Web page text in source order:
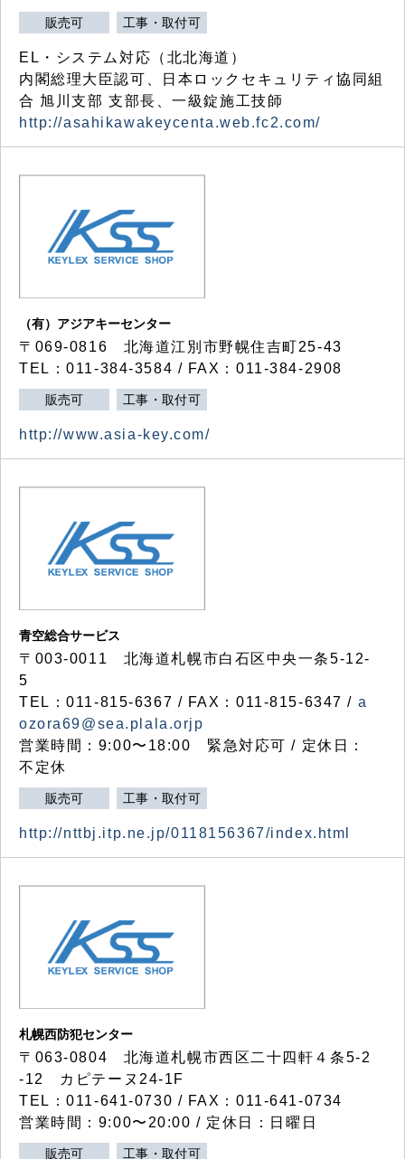
販売可 工事・取付可
EL・システム対応（北北海道）
内閣総理大臣認可、日本ロックセキュリティ協同組
合 旭川支部 支部長、一級錠施工技師
http://asahikawakeycenta.web.fc2.com/
（有）アジアキーセンター
〒069-0816 北海道江別市野幌住吉町25-43
TEL：011-384-3584 / FAX：011-384-2908
販売可 工事・取付可
http://www.asia-key.com/
青空総合サービス
〒003-0011 北海道札幌市白石区中央一条5-12-
5
TEL：011-815-6367 / FAX：011-815-6347 / a
ozora69@sea.plala.orjp
営業時間：9:00〜18:00 緊急対応可 / 定休日：
不定休
販売可 工事・取付可
http://nttbj.itp.ne.jp/0118156367/index.html
札幌西防犯センター
〒063-0804 北海道札幌市西区二十四軒４条5-2
-12 カピテーヌ24-1F
TEL：011-641-0730 / FAX：011-641-0734
営業時間：9:00〜20:00 / 定休日：日曜日
販売可 工事・取付可